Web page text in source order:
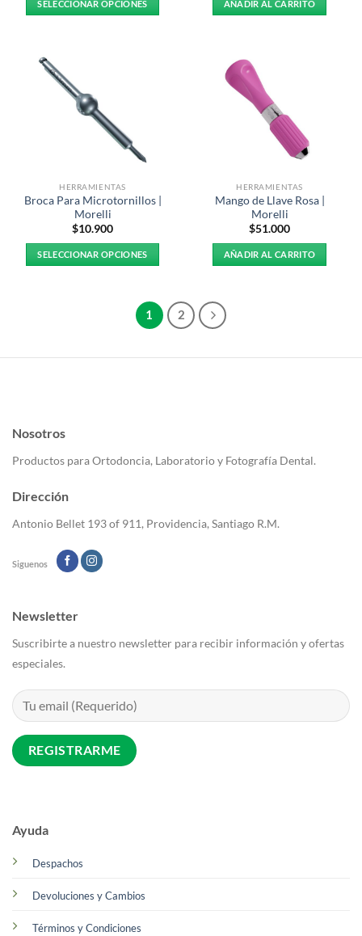
SELECCIONAR OPCIONES
Las
opciones
en
página
de
producto
AÑADIR AL CARRITO
HERRAMIENTAS
Broca Para Microtornillos |
Morelli
$10.900
SELECCIONAR OPCIONES
múltiples
Las
la
HERRAMIENTAS
Mango de Llave Rosa |
Morelli
$51.000
AÑADIR AL CARRITO
1 2
Nosotros
Productos para Ortodoncia, Laboratorio y Fotografía Dental.
Dirección
Antonio Bellet 193 of 911, Providencia, Santiago R.M.
Siguenos
Ayuda
Despachos
Devoluciones y Cambios
Términos y Condiciones
Newsletter
Suscribirte a nuestro newsletter para recibir información y ofertas
especiales.